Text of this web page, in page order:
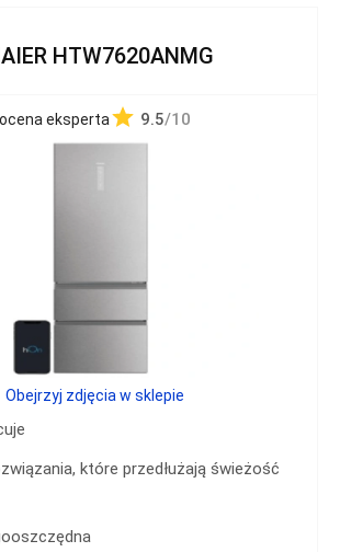
HTW7620ANMG
ocena eksperta 9.5/10
które przedłużają świeżość
Obejrzyj zdjęcia w sklepie